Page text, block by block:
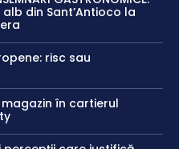
din Sant’Antioco la
risc sau
în cartierul